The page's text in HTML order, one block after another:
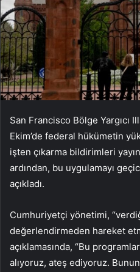
San Francisco Bölge Yargıcı
Ekim’de federal hükümetin
işten çıkarma bildirimleri
ardından, bu uygulamayı
açıkladı.
Cumhuriyetçi yönetimi,
değerlendirmeden hareket
açıklamasında, “Bu
alıyoruz, ateş ediyoruz.